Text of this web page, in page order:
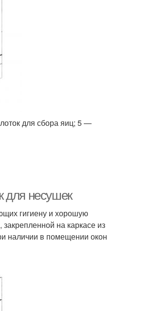
для сбора яиц; 5 —
для несушек
гигиену и хорошую
на каркасе из
наличии в помещении окон